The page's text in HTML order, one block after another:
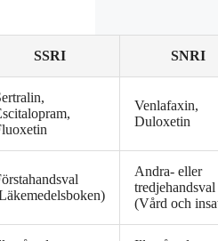
SSRI SNRI
Venlafaxin,
Duloxetin
Andra- eller
tredjehandsval
(Vård och